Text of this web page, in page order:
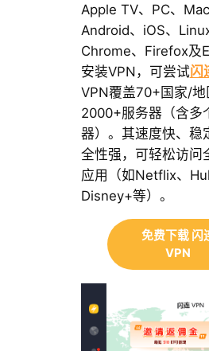
Apple TV、PC、Mac
Android、iOS、Linux
Chrome、Firefox及
安装VPN，可尝试闪
VPN覆盖70+国家/地
2000+服务器（含多
器）。其速度快、稳
全性强，可轻松访问
应用（如Netflix、
Disney+等）。
免费下载 闪
VPN